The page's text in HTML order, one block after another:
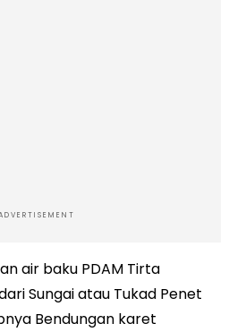
air baku PDAM Tirta
Sungai atau Tukad Penet
Bendungan karet